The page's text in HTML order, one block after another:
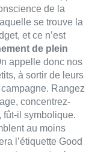
en souhaiter une
les lignes.
à afficher le
qui soulignerait
le 9 juin. Cela
est sans